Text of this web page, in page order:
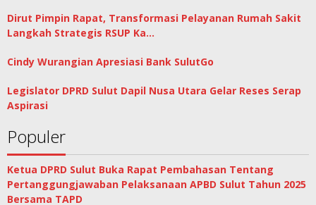
Dirut Pimpin Rapat, Transformasi Pelayanan Rumah Sakit
Langkah Strategis RSUP Ka…
Cindy Wurangian Apresiasi Bank SulutGo
Legislator DPRD Sulut Dapil Nusa Utara Gelar Reses Serap
Aspirasi
Populer
Ketua DPRD Sulut Buka Rapat Pembahasan Tentang
Pertanggungjawaban Pelaksanaan APBD Sulut Tahun 2025
Bersama TAPD